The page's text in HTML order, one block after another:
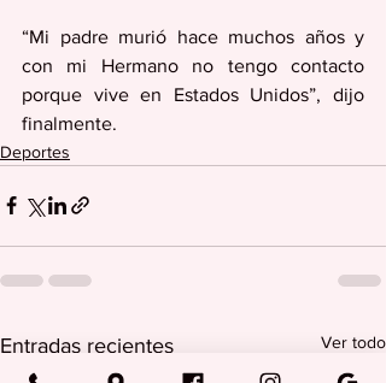
“Mi padre murió hace muchos años y
con mi Hermano no tengo contacto
porque vive en Estados Unidos”, dijo
finalmente.
Deportes
Entradas recientes Ver todo